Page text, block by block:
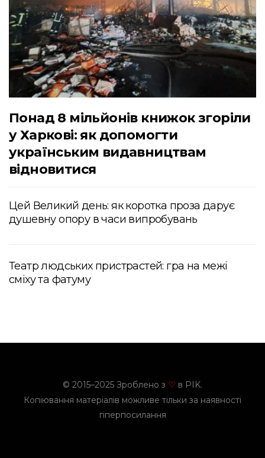
Понад 8 мільйонів книжок згоріли
у Харкові: як допомогти
українським видавництвам
відновитися
Цей Великий день: як коротка проза дарує
душевну опору в часи випробувань
Театр людських пристрастей: гра на межі
сміху та фатуму
© 2015–2025 Зроблено з ♡ в PIK.
Копіювання матеріалів можливе тільки за наявності
гіперпосилання